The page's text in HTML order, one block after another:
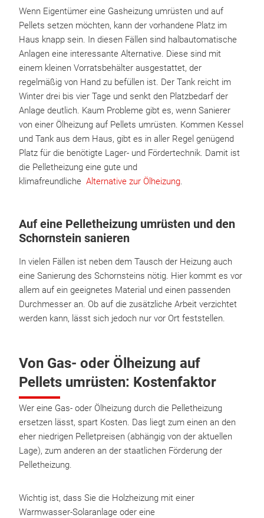
Wenn Eigentümer eine Gasheizung umrüsten und auf
Pellets setzen möchten, kann der vorhandene Platz im
Haus knapp sein. In diesen Fällen sind halbautomatische
Anlagen eine interessante Alternative. Diese sind mit
einem kleinen Vorratsbehälter ausgestattet, der
regelmäßig von Hand zu befüllen ist. Der Tank reicht im
Winter drei bis vier Tage und senkt den Platzbedarf der
Anlage deutlich. Kaum Probleme gibt es, wenn Sanierer
von einer Ölheizung auf Pellets umrüsten. Kommen Kessel
und Tank aus dem Haus, gibt es in aller Regel genügend
Platz für die benötigte Lager- und Fördertechnik. Damit ist
die Pelletheizung eine gute und
klimafreundliche Alternative zur Ölheizung.
Auf eine Pelletheizung umrüsten und den
Schornstein sanieren
In vielen Fällen ist neben dem Tausch der Heizung auch
eine Sanierung des Schornsteins nötig. Hier kommt es vor
allem auf ein geeignetes Material und einen passenden
Durchmesser an. Ob auf die zusätzliche Arbeit verzichtet
werden kann, lässt sich jedoch nur vor Ort feststellen.
Von Gas- oder Ölheizung auf
Pellets umrüsten: Kostenfaktor
Wer eine Gas- oder Ölheizung durch die Pelletheizung
ersetzen lässt, spart Kosten. Das liegt zum einen an den
eher niedrigen Pelletpreisen (abhängig von der aktuellen
Lage), zum anderen an der staatlichen Förderung der
Pelletheizung.
Wichtig ist, dass Sie die Holzheizung mit einer
Warmwasser-Solaranlage oder eine